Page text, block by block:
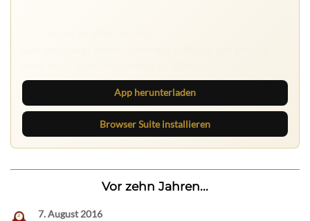
App herunterladen
Browser Suite installieren
Vor zehn Jahren...
7. August 2016